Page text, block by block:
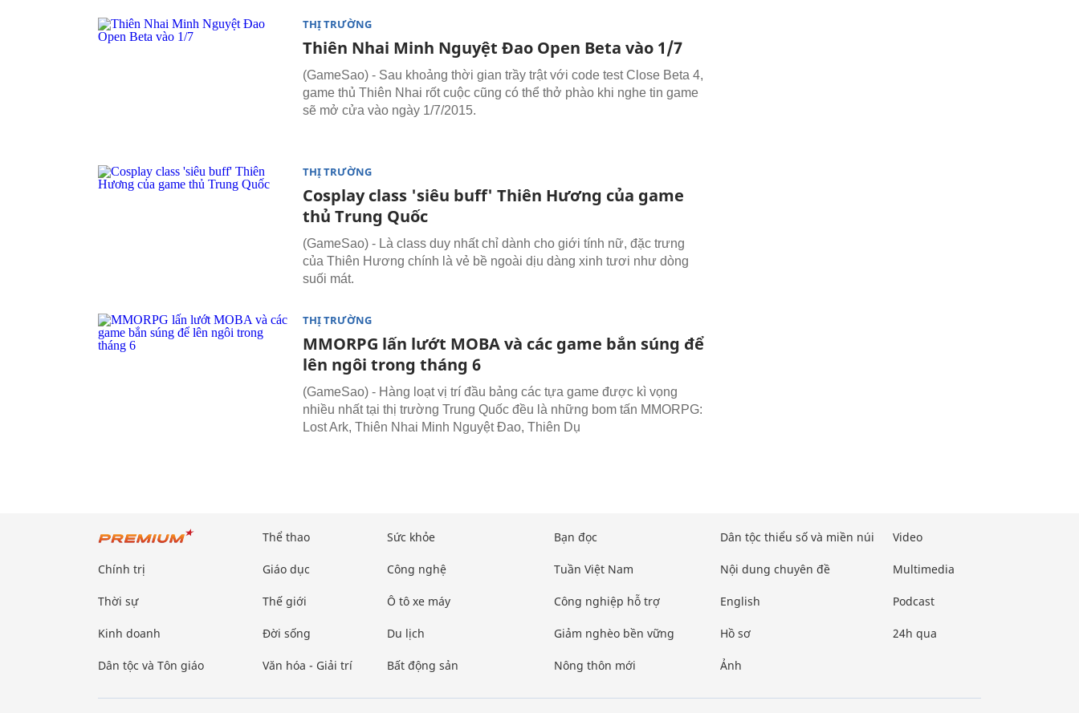
THỊ TRƯỜNG
Thiên Nhai Minh Nguyệt Đao Open Beta vào 1/7
(GameSao) - Sau khoảng thời gian trầy trật với code test Close Beta 4,
game thủ Thiên Nhai rốt cuộc cũng có thể thở phào khi nghe tin game
sẽ mở cửa vào ngày 1/7/2015.
THỊ TRƯỜNG
Cosplay class 'siêu buff' Thiên Hương của game
thủ Trung Quốc
(GameSao) - Là class duy nhất chỉ dành cho giới tính nữ, đặc trưng
của Thiên Hương chính là vẻ bề ngoài dịu dàng xinh tươi như dòng
suối mát.
THỊ TRƯỜNG
MMORPG lấn lướt MOBA và các game bắn súng để
lên ngôi trong tháng 6
(GameSao) - Hàng loạt vị trí đầu bảng các tựa game được kì vọng
nhiều nhất tại thị trường Trung Quốc đều là những bom tấn MMORPG:
Lost Ark, Thiên Nhai Minh Nguyệt Đao, Thiên Dụ
Chính trị
Thời sự
Kinh doanh
Dân tộc và Tôn giáo
Thể thao
Giáo dục
Thế giới
Đời sống
Văn hóa - Giải trí
Sức khỏe
Công nghệ
Ô tô xe máy
Du lịch
Bất động sản
Bạn đọc
Tuần Việt Nam
Công nghiệp hỗ trợ
Giảm nghèo bền vững
Nông thôn mới
Dân tộc thiểu số và miền núi
Nội dung chuyên đề
English
Hồ sơ
Ảnh
Video
Multimedia
Podcast
24h qua